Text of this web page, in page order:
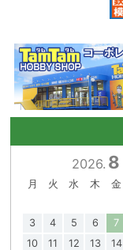
2026. 8
月 火 水 木 金
3
4 5 6 7
10
11 12 13 14